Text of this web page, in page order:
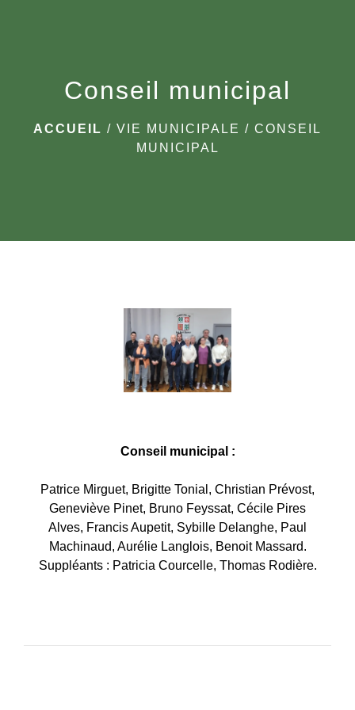
Conseil municipal
ACCUEIL / VIE MUNICIPALE / CONSEIL
MUNICIPAL
Conseil municipal :
Patrice Mirguet, Brigitte Tonial, Christian Prévost,
Geneviève Pinet, Bruno Feyssat, Cécile Pires
Alves, Francis Aupetit, Sybille Delanghe, Paul
Machinaud, Aurélie Langlois, Benoit Massard.
​​​​​​​Suppléants : Patricia Courcelle, Thomas Rodière.